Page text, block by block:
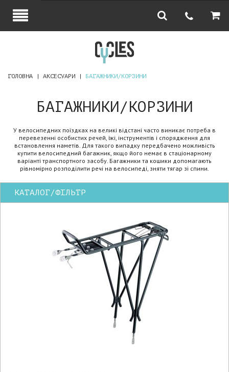
ГОЛОВНА АКСЕСУАРИ БАГАЖНИКИ/КОРЗИНИ
БАГАЖНИКИ/КОРЗИНИ
У велосипедних поїздках на великі відстані часто виникає потреба в
перевезенні особистих речей, їжі, інструментів і спорядження для
встановлення наметів. Для такого випадку передбачено можливість
купити велосипедний багажник, якщо його немає в стаціонарному
варіанті транспортного засобу. Багажники та кошики допомагають
рівномірно розподілити речі на велосипеді, зняти тягар зі спини.
КАТАЛОГ/ФІЛЬТР